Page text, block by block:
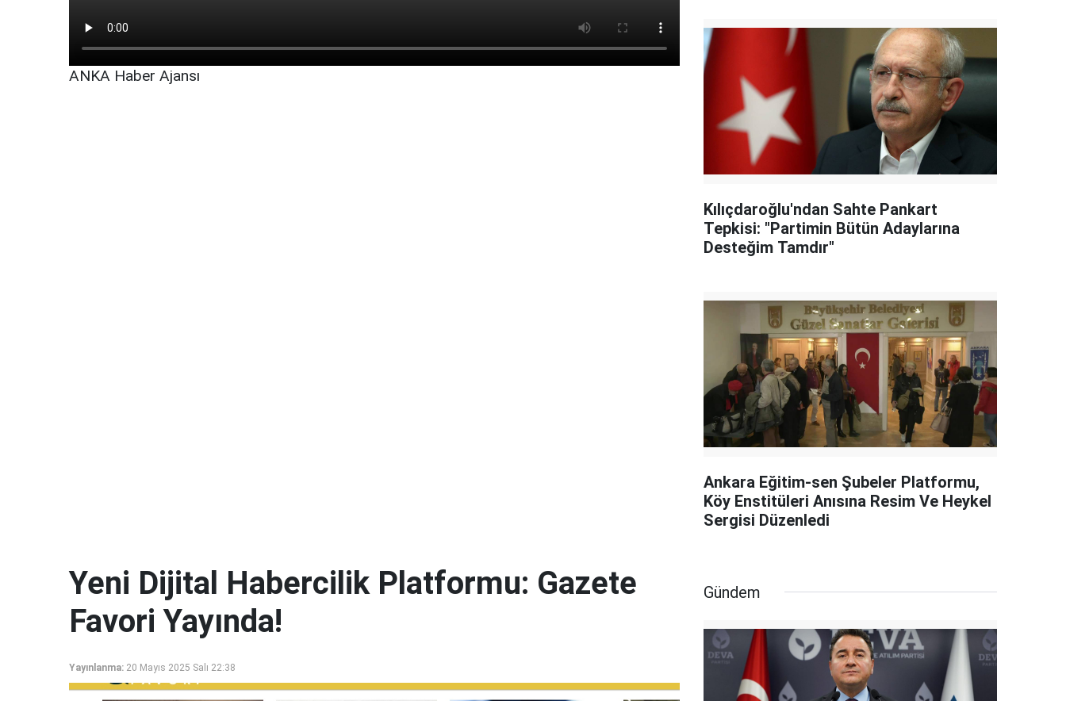
ANKA Haber Ajansı
Kılıçdaroğlu'ndan Sahte Pankart
Tepkisi: "Partimin Bütün Adaylarına
Desteğim Tamdır"
Ankara Eğitim-sen Şubeler Platformu,
Köy Enstitüleri Anısına Resim Ve Heykel
Sergisi Düzenledi
Yeni Dijital Habercilik Platformu: Gazete
Favori Yayında!
Yayınlanma: 20 Mayıs 2025 Salı 22:38
Gündem